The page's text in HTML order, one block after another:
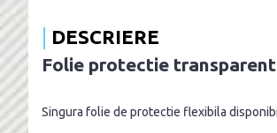
DESCRIERE
Folie protectie
Singura folie de protectie flexibila